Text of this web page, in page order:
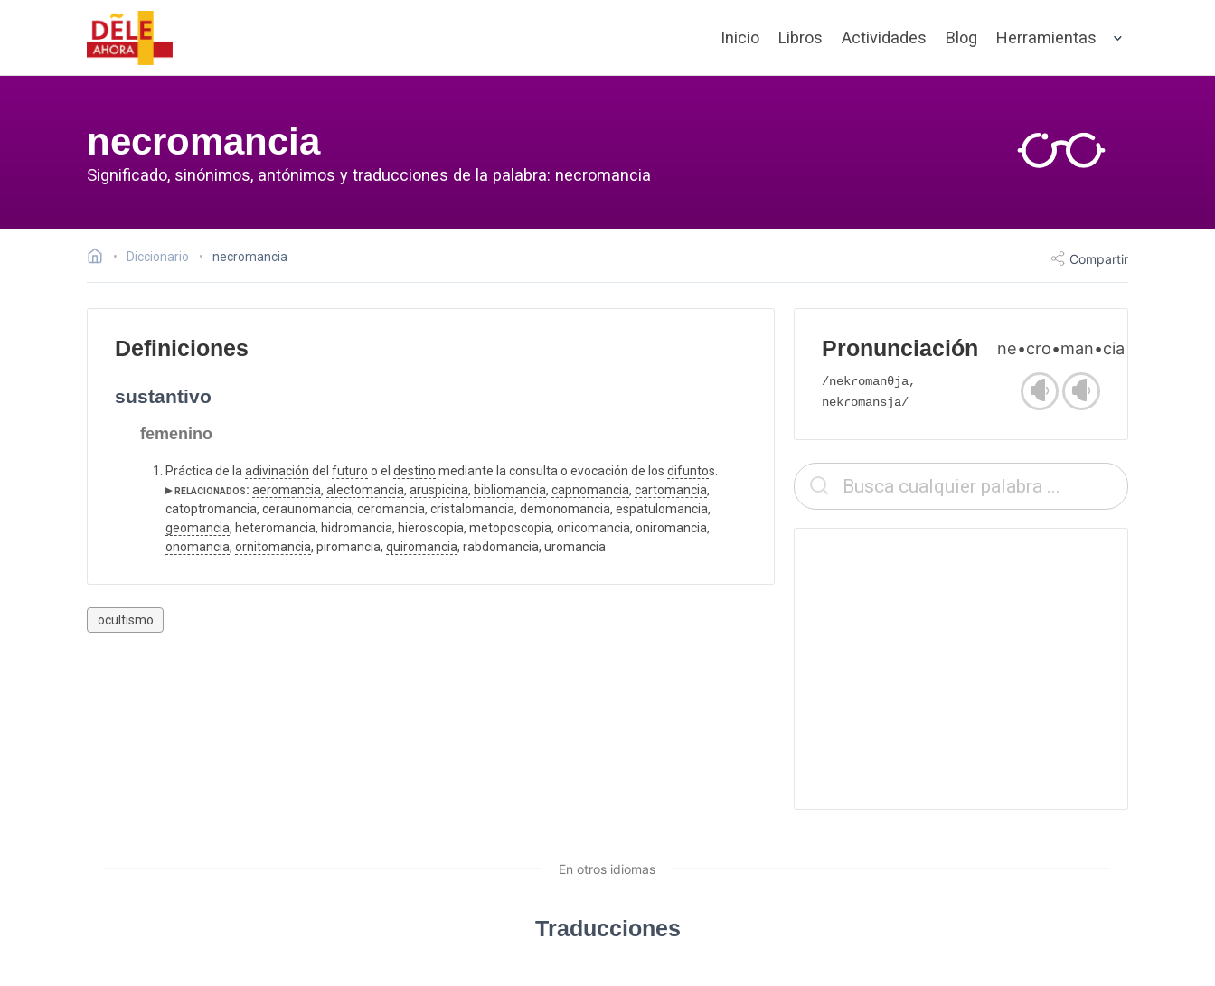
Inicio Libros Actividades Blog Herramientas
necromancia
Significado, sinónimos, antónimos y traducciones de la palabra: necromancia
Diccionario necromancia Compartir
Definiciones
sustantivo
femenino
Práctica de laadivinación del futuro o el destino mediante la consulta o evocación de los difuntos.
▸ relacionados: aeromancia, alectomancia, aruspicina, bibliomancia, capnomancia, cartomancia,
catoptromancia, ceraunomancia, ceromancia, cristalomancia, demonomancia, espatulomancia,
geomancia, heteromancia, hidromancia, hieroscopia, metoposcopia, onicomancia, oniromancia,
onomancia, ornitomancia, piromancia, quiromancia, rabdomancia, uromancia
ocultismo
Pronunciación ne•cro•man•cia
/nekɾomanθja,
nekɾomansja/
En otros idiomas
Traducciones